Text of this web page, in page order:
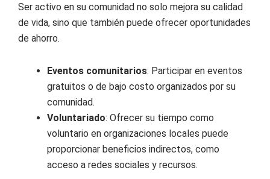
Ser activo en su comunidad no solo mejora su calidad
de vida, sino que también puede ofrecer oportunidades
de ahorro.
Eventos comunitarios: Participar en eventos
gratuitos o de bajo costo organizados por su
comunidad.
Voluntariado: Ofrecer su tiempo como
voluntario en organizaciones locales puede
proporcionar beneficios indirectos, como
acceso a redes sociales y recursos.